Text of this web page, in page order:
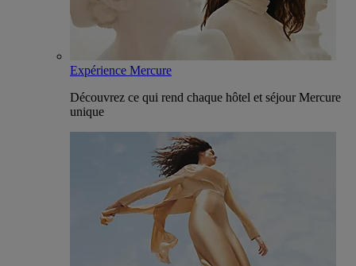
Expérience Mercure
Découvrez ce qui rend chaque hôtel et séjour Mercure
unique